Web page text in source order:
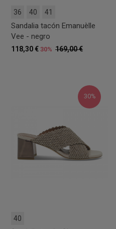
36 40 41
Sandalia tacón Emanuèlle
Vee - negro
169,00 €
118,30 € 30%
30%
40